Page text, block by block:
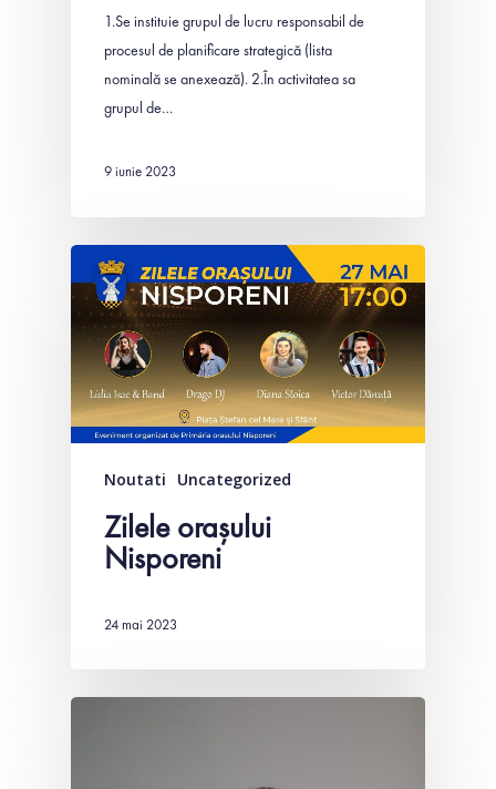
1.Se instituie grupul de lucru responsabil de
procesul de planificare strategică (lista
nominală se anexează). 2.În activitatea sa
grupul de…
9 iunie 2023
Noutati Uncategorized
Zilele orașului
Nisporeni
24 mai 2023